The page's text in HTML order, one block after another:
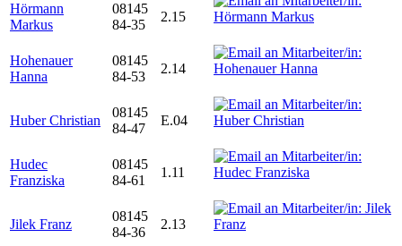
Hörmann
Markus
08145
84-35
2.15
Hohenauer
Hanna
08145
84-53
2.14
Huber Christian
08145
84-47
E.04
Hudec
Franziska
08145
84-61
1.11
Jilek Franz
08145
84-36
2.13